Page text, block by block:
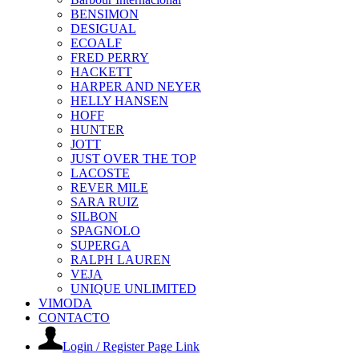
BENSIMON
DESIGUAL
ECOALF
FRED PERRY
HACKETT
HARPER AND NEYER
HELLY HANSEN
HOFF
HUNTER
JOTT
JUST OVER THE TOP
LACOSTE
REVER MILE
SARA RUIZ
SILBON
SPAGNOLO
SUPERGA
RALPH LAUREN
VEJA
UNIQUE UNLIMITED
VIMODA
CONTACTO
Login / Register Page Link